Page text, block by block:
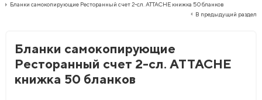
Бланки самокопирующие Ресторанный счет 2-сл. ATTACHE книжка 50 бланков
В предыдущий раздел
Бланки самокопирующие
Ресторанный счет 2-сл. ATTACHE
книжка 50 бланков